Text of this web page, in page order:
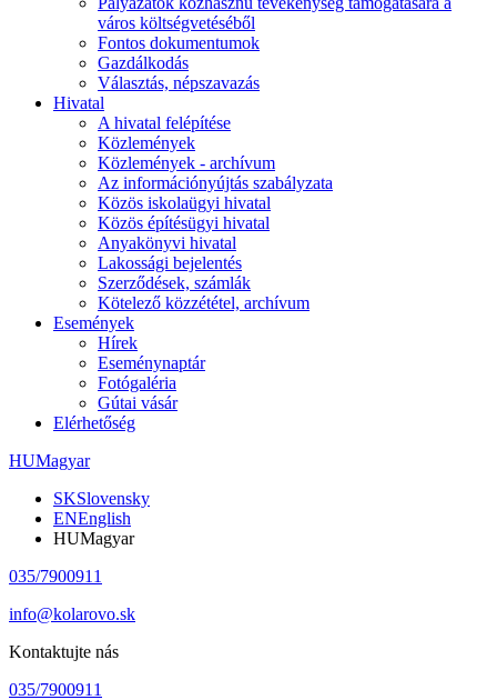
város költségvetéséből
Fontos dokumentumok
Gazdálkodás
Választás, népszavazás
Hivatal
A hivatal felépítése
Közlemények
Közlemények - archívum
Az információnyújtás szabályzata
Közös iskolaügyi hivatal
Közös építésügyi hivatal
Anyakönyvi hivatal
Lakossági bejelentés
Szerződések, számlák
Kötelező közzététel, archívum
Események
Hírek
Eseménynaptár
Fotógaléria
Gútai vásár
Elérhetőség
HUMagyar
SKSlovensky
ENEnglish
HUMagyar
035/7900911
info@kolarovo.sk
Kontaktujte nás
035/7900911